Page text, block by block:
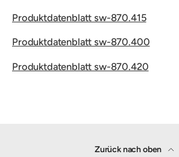
Produktdatenblatt sw-870.415
Produktdatenblatt sw-870.400
Produktdatenblatt sw-870.420
Zurück nach oben